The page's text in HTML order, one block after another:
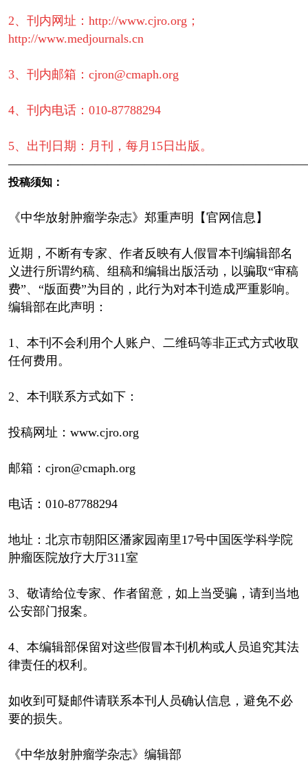
2、刊内网址：http://www.cjro.org；
http://www.medjournals.cn
3、刊内邮箱：cjron@cmaph.org
4、刊内电话：010-87788294
5、出刊日期：月刊，每月15日出版。
投稿须知：
《中华放射肿瘤学杂志》郑重声明【官网信息】
近期，不断有专家、作者反映有人假冒本刊编辑部名
义进行所谓约稿、组稿和编辑出版活动，以骗取“审稿
费”、“版面费”为目的，此行为对本刊造成严重影响。
编辑部在此声明：
1、本刊不会利用个人账户、二维码等非正式方式收取
任何费用。
2、本刊联系方式如下：
投稿网址：www.cjro.org
邮箱：cjron@cmaph.org
电话：010-87788294
地址：北京市朝阳区潘家园南里17号中国医学科学院
肿瘤医院放疗大厅311室
3、敬请给位专家、作者留意，如上当受骗，请到当地
公安部门报案。
4、本编辑部保留对这些假冒本刊机构或人员追究其法
律责任的权利。
如收到可疑邮件请联系本刊人员确认信息，避免不必
要的损失。
《中华放射肿瘤学杂志》编辑部